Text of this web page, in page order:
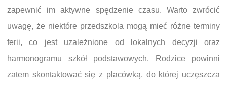
zapewnić im aktywne spędzenie czasu. Warto zwrócić
uwagę, że niektóre przedszkola mogą mieć różne terminy
ferii, co jest uzależnione od lokalnych decyzji oraz
harmonogramu szkół podstawowych. Rodzice powinni
zatem skontaktować się z placówką, do której uczęszcza